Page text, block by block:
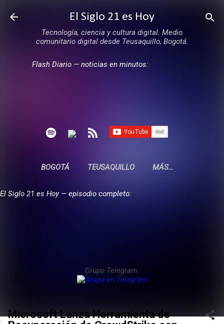
Ir al contenido principal
El Siglo 21 es Hoy
Tecnología, ciencia y cultura digital. Medio
comunitario digital desde Teusaquillo, Bogotá.
Flash Diario — noticias en minutos:
BOGOTÁ TEUSAQUILLO MÁS…
El Siglo 21 es Hoy — episodio completo:
Grupo Telegram:
Microsoft Lanza Herramienta de